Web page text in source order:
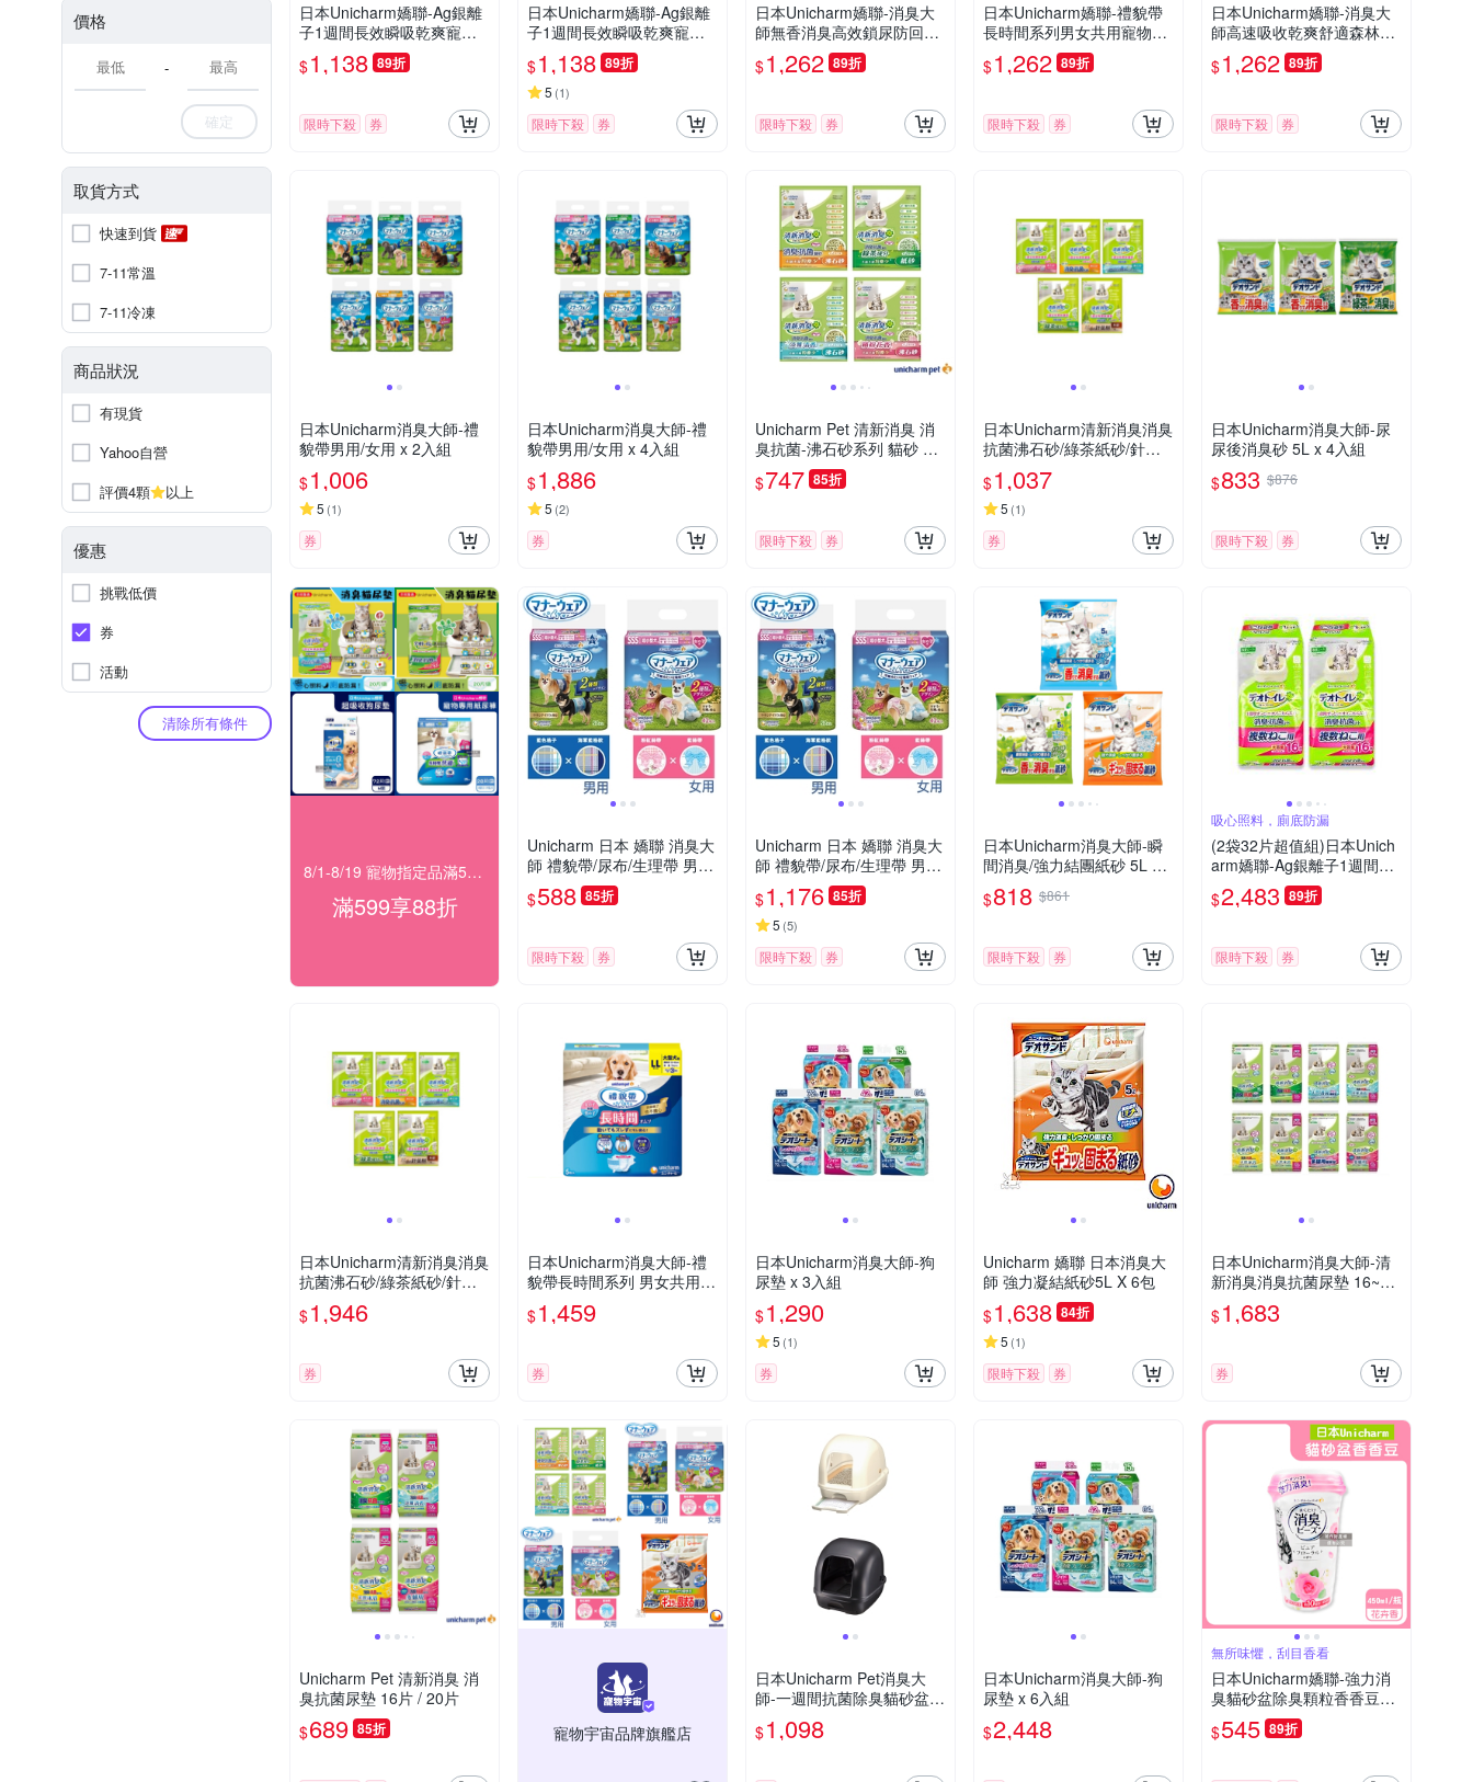
價格
-
確定
取貨方式
快速到貨
7-11常溫
7-11冷凍
商品狀況
有現貨
Yahoo自營
評價4顆
以上
優惠
挑戰低價
券
活動
清除所有條件
日本Unicharm嬌聯-Ag銀離
子1週間長效瞬吸乾爽寵物
消臭大師貓尿墊20片/袋-淡
雅清香(藍)(大容量吸水防滲
補充包,本品不含貓砂盆)
$1,138 89折
限時下殺 券
日本Unicharm嬌聯-Ag銀離
子1週間長效瞬吸乾爽寵物
消臭大師貓尿墊20片/袋-無
香消臭(綠)(大容量吸水防滲
漏貓尿布,可觀察尿色貓潔墊
補充包,本品不含貓砂盆)
$1,138 89折
5 (1)
限時下殺 券
日本Unicharm嬌聯-消臭大
師無香消臭高效鎖尿防回滲
超吸收狗尿墊1袋(高分子防
漏尿布墊,平面式犬用廁所,
次吸尿量)
$1,262 89折
限時下殺 券
日本Unicharm嬌聯-禮貌帶
長時間系列男女共用寵物專
用紙尿褲1袋(最長12小時吸
收,高齡愛寵防漏照護,公母
脫生理褲)
$1,262 89折
限時下殺 券
日本Unicharm嬌聯-消臭大
師高速吸收乾爽舒適森林香
雙消臭狗尿墊1袋(植萃芳香
除味寵物尿布墊,防外漏髒腳
隔尿墊)
$1,262 89折
限時下殺 券
日本Unicharm消臭大師-禮
貌帶男用/女用 x 2入組
$1,006
5 (1)
券
日本Unicharm消臭大師-禮
貌帶男用/女用 x 4入組
$1,886
5 (2)
券
Unicharm Pet 清新消臭 消
臭抗菌-沸石砂系列 貓砂 3.8
L / 4L
$747 85折
限時下殺 券
日本Unicharm清新消臭消臭
抗菌沸石砂/綠茶紙砂/針葉
樹貓砂 4L x 2入組
$1,037
5 (1)
券
日本Unicharm消臭大師-尿
尿後消臭砂 5L x 4入組
$833 $876
限時下殺 券
8/1-8/19 寵物指定品滿599享88折
滿599享88折
Unicharm 日本 嬌聯 消臭大
師 禮貌帶/尿布/生理帶 男用/
女用 2包
$588 85折
限時下殺 券
Unicharm 日本 嬌聯 消臭大
師 禮貌帶/尿布/生理帶 男用/
女用 4包
$1,176 85折
5 (5)
限時下殺 券
日本Unicharm消臭大師-瞬
間消臭/強力結團紙砂 5L x 3
入組
$818 $861
限時下殺 券
吸心照料，廁底防漏
(2袋32片超值組)日本Unich
arm嬌聯-Ag銀離子1週間長
效瞬吸乾爽多貓用貓尿墊16
片/袋-無香味(紅標)(大容量
貓潔墊,本品不含貓砂盆)
$2,483 89折
限時下殺 券
日本Unicharm清新消臭消臭
抗菌沸石砂/綠茶紙砂/針葉
樹貓砂 4L x 4入組
$1,946
券
日本Unicharm消臭大師-禮
貌帶長時間系列 男女共用 L
L號 (UNI-31373170) x 4入
組
$1,459
券
日本Unicharm消臭大師-狗
尿墊 x 3入組
$1,290
5 (1)
券
Unicharm 嬌聯 日本消臭大
師 強力凝結紙砂5L X 6包
$1,638 84折
5 (1)
限時下殺 券
日本Unicharm消臭大師-清
新消臭消臭抗菌尿墊 16~20
片 x 3入組
$1,683
券
Unicharm Pet 清新消臭 消
臭抗菌尿墊 16片 / 20片
$689 85折 寵物宇宙品牌旗艦店
日本Unicharm Pet消臭大
師-一週間抗菌除臭貓砂盆
(貓便盆)屋型
$1,098
日本Unicharm消臭大師-狗
尿墊 x 6入組
$2,448
無所味懼，刮目香看
日本Unicharm嬌聯-強力消
臭貓砂盆除臭顆粒香香豆45
0ml/瓶(貓咪廁所芳香吸臭
劑,消臭大師貓砂隔臭留香
豆)
$545 89折